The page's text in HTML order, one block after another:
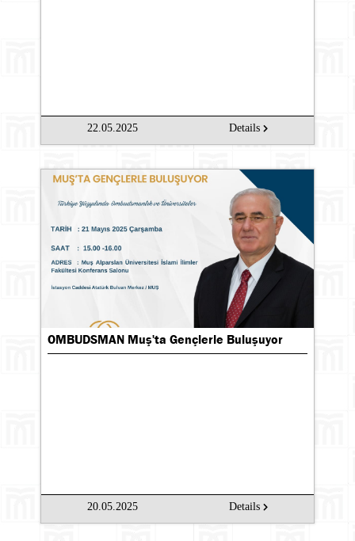
22.05.2025 Details
OMBUDSMAN Muş'ta Gençlerle Buluşuyor
20.05.2025 Details